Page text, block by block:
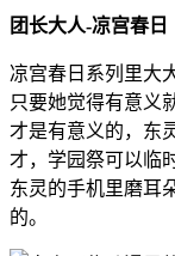
团长大人-凉宫春日
凉宫春日系列里大
只要她觉得有意义
才是有意义的，东
才，学园祭可以临
东灵的手机里磨耳
的。